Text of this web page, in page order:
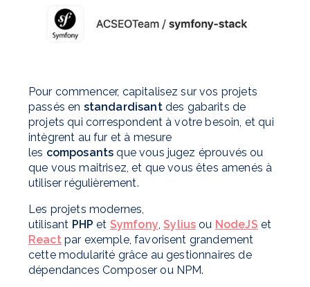
Pour commencer, capitalisez sur vos projets
passés en standardisantdes gabarits de
projets qui correspondent à votre besoin, et qui
intègrent au fur et à mesure
les composants que vous jugez éprouvés ou
que vous maitrisez, et que vous êtes amenés à
utiliser régulièrement.
Les projets modernes,
utilisant PHP et Symfony ,Sylius ou NodeJS et
Reactpar exemple, favorisent grandement
cette modularité grâce au gestionnaires de
dépendances Composer ou NPM.